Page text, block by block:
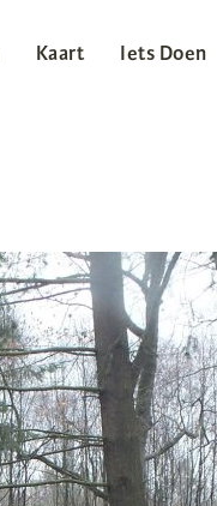
Kaart Iets Doen